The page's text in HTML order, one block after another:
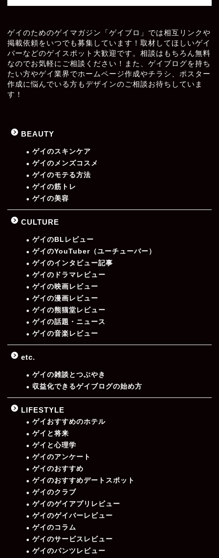
ゲイのためのゲイマガジン「ゲイブロ」では相互リンクや
掲載依頼をいつでも募集しています！取材してほしいゲイ
バーなどのゲイスポット大歓迎です。相談はもちろん無料
なのでお気軽にご相談ください！また、ゲイブログを持ち
たい方やゲイ業界でホームページ作成やチラシ、ポスター
作成に悩んでいる方もデザインのご相談お待ちしていま
す！
BEAUTY
ゲイのスキンケア
ゲイのメンズコスメ
ゲイのモテる方法
ゲイの筋トレ
ゲイの美容
CULTURE
ゲイのBLレビュー
ゲイのYouTuber（ユーチューバー）
ゲイのインタビュー記事
ゲイのドラマレビュー
ゲイの映画レビュー
ゲイの漫画レビュー
ゲイの熊猫堂レビュー
ゲイの話題・ニュース
ゲイの音楽レビュー
etc.
ゲイの雑談とつぶやき
収益化できるゲイブログの始め方
LIFESTYLE
ゲイおすすめのホテル
ゲイと将来
ゲイと心理学
ゲイのアンケート
ゲイのおすすめ
ゲイのおすすめデートスポット
ゲイのクラブ
ゲイのゲイアプリレビュー
ゲイのゲイバーレビュー
ゲイのコラム
ゲイのサービスレビュー
ゲイのパンツレビュー